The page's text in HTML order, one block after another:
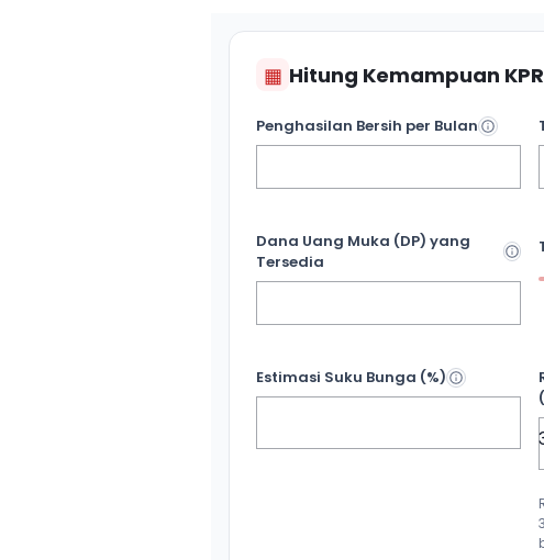
▦ Hitung Kemampuan
Penghasilan Bersih per Bulan
Dana Uang Muka (DP) yang
Tersedia
Estimasi Suku Bunga (%)